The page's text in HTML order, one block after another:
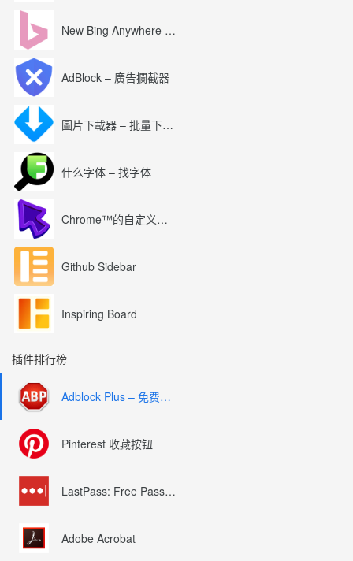
New Bing Anywhere (Bing Chat GPT-4)
AdBlock – 廣告攔截器
圖片下載器 – 批量下載圖片
什么字体 – 找字体
Chrome™的自定义光标
Github Sidebar
Inspiring Board
插件排行榜
Adblock Plus – 免费的广告拦截器
Pinterest 收藏按钮
LastPass: Free Password Manager
Adobe Acrobat